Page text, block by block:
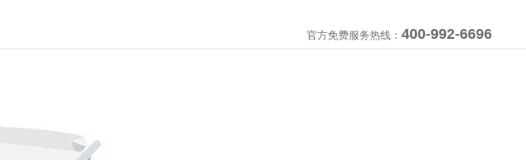
官方免费服务热线： 400-992-6696